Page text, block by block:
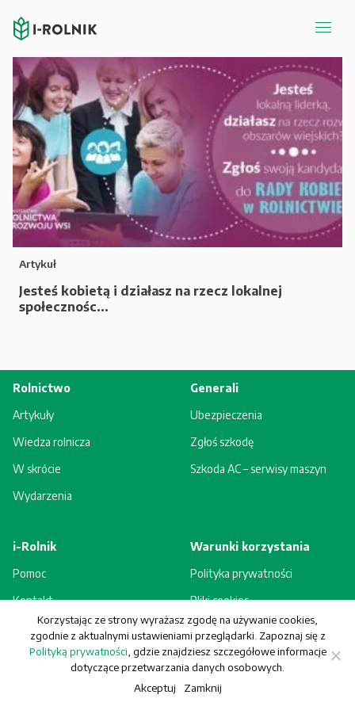
Artykuł
Jesteś kobietą i działasz na rzecz lokalnej
społecznośc...
Rolnictwo
Artykuły
Wiedza rolnicza
W skrócie
Wydarzenia
Generali
Ubezpieczenia
Zgłoś szkodę
Szkoda AC – serwisy maszyn
i-Rolnik
Pomoc
Kontakt
Rejestracja - korzyści
Warunki korzystania
Polityka prywatności
Pliki cookies
Regulamin
© Generali Towarzystwo Ubezpieczeń S.A. Wszelkie prawa zastrzeżone.
Korzystając ze strony wyrażasz zgodę na używanie cookies,
zgodnie z aktualnymi ustawieniami przeglądarki. Zapoznaj się z
Polityką prywatności , gdzie znajdziesz szczegółowe informacje
dotyczące przetwarzania danych osobowych.
Akceptuj Zamknij